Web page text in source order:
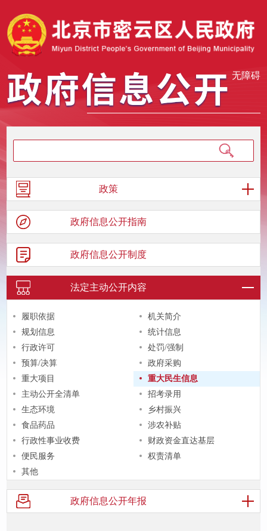
无障碍
政策
政府信息公开指南
政府信息公开制度
法定主动公开内容
履职依据
机关简介
规划信息
统计信息
行政许可
处罚/强制
预算/决算
政府采购
重大项目
重大民生信息
主动公开全清单
招考录用
生态环境
乡村振兴
食品药品
涉农补贴
行政性事业收费
财政资金直达基层
便民服务
权责清单
其他
政府信息公开年报